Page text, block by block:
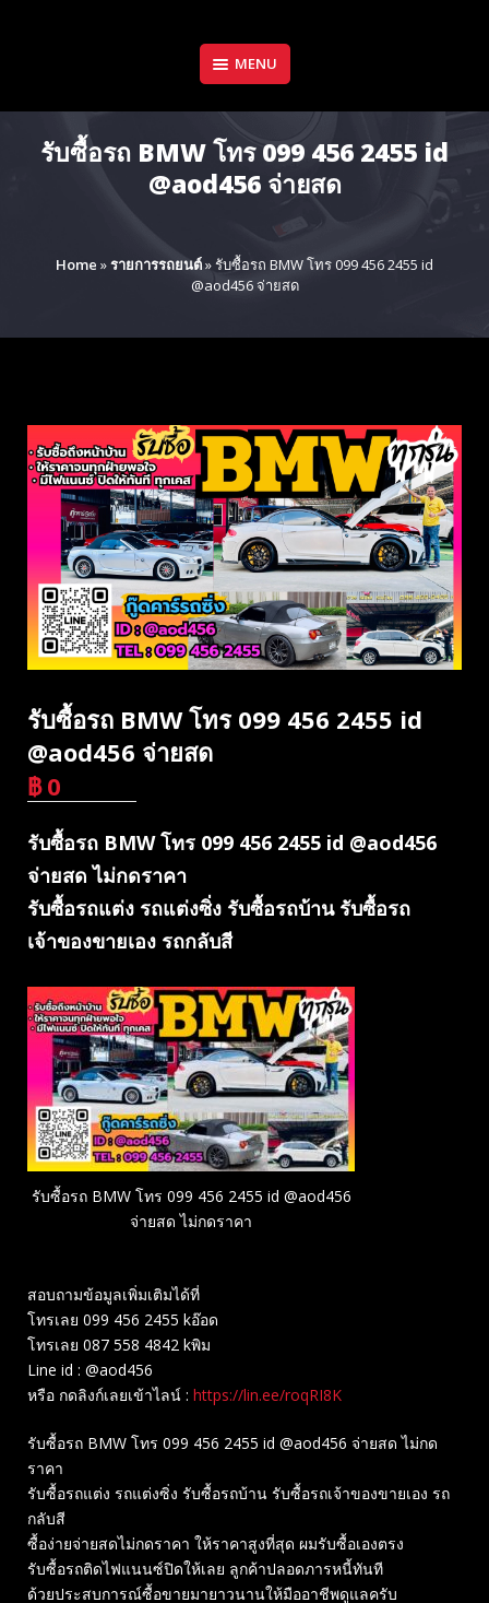
MENU
รับซื้อรถ BMW โทร 099 456 2455 id
@aod456 จ่ายสด
Home »รายการรถยนต์»รับซื้อรถ BMW โทร 099 456 2455 id
@aod456 จ่ายสด
รับซื้อรถ BMW โทร 099 456 2455 id
@aod456 จ่ายสด
฿ 0
รับซื้อรถ BMW โทร 099 456 2455 id @aod456
จ่ายสด ไม่กดราคา
รับซื้อรถแต่ง รถแต่งซิ่ง รับซื้อรถบ้าน รับซื้อรถ
เจ้าของขายเอง รถกลับสี
รับซื้อรถ BMW โทร 099 456 2455 id @aod456
จ่ายสด ไม่กดราคา
สอบถามข้อมูลเพิ่มเติมได้ที่
โทรเลย 099 456 2455 kอ๊อด
โทรเลย 087 558 4842 kพิม
Line id : @aod456
หรือ กดลิงก์เลยเข้าไลน์ : https://lin.ee/roqRI8K
รับซื้อรถ BMW โทร 099 456 2455 id @aod456 จ่ายสด ไม่กด
ราคา
รับซื้อรถแต่ง รถแต่งซิ่ง รับซื้อรถบ้าน รับซื้อรถเจ้าของขายเอง รถ
กลับสี
ซื้อง่ายจ่ายสดไม่กดราคา ให้ราคาสูงที่สุด ผมรับซื้อเองตรง
รับซื้อรถติดไฟแนนซ์ปิดให้เลย ลูกค้าปลอดภารหนี้ทันที
ด้วยประสบการณ์ซื้อขายมายาวนานให้มืออาชีพดูแลครับ